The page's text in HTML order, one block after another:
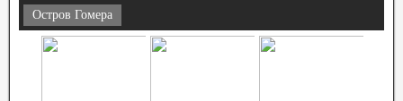
Остров Гомера